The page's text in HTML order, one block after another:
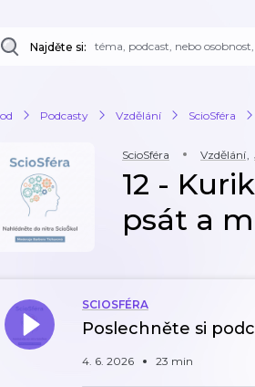
Najděte si:
Podcasty Vzdělání ScioSféra
ScioSféra Vzdělání,
12 -
psát a
SCIOSFÉRA
Poslechněte si
4. 6. 2026 23 min